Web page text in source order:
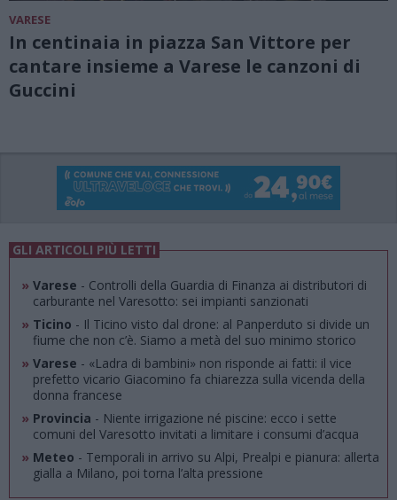
VARESE
In centinaia in piazza San Vittore per
cantare insieme a Varese le canzoni di
Guccini
GLI ARTICOLI PIÙ LETTI
» Varese - Controlli della Guardia di Finanza ai distributori di
carburante nel Varesotto: sei impianti sanzionati
» Ticino - Il Ticino visto dal drone: al Panperduto si divide un
fiume che non c’è. Siamo a metà del suo minimo storico
» Varese - «Ladra di bambini» non risponde ai fatti: il vice
prefetto vicario Giacomino fa chiarezza sulla vicenda della
donna francese
» Provincia - Niente irrigazione né piscine: ecco i sette
comuni del Varesotto invitati a limitare i consumi d’acqua
» Meteo - Temporali in arrivo su Alpi, Prealpi e pianura: allerta
gialla a Milano, poi torna l’alta pressione